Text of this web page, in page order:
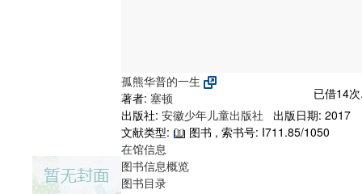
孤熊华普的一生
已借14
著者: 塞顿
出版社: 安徽少年儿童出版社
出版日期: 2017
文献类型:
图书 , 索书号: I711.85/1050
在馆信息
图书信息概览
图书目录